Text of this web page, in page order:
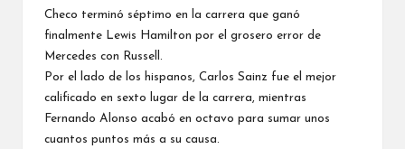
Checo terminó séptimo en la carrera que ganó
finalmente Lewis Hamilton por el grosero error de
Mercedes con Russell.
Por el lado de los hispanos, Carlos Sainz fue el mejor
calificado en sexto lugar de la carrera , mientras
Fernando Alonso acabó en octavo para sumar unos
cuantos puntos más a su causa.